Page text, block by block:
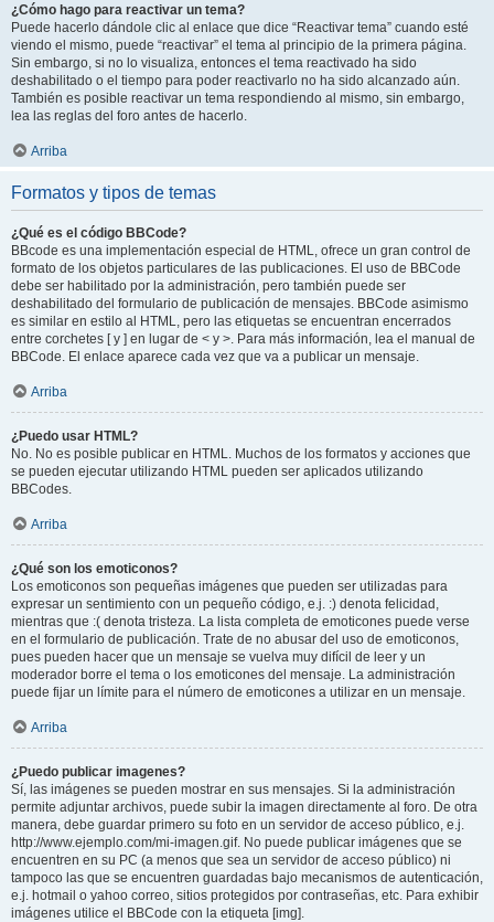
¿Cómo hago para reactivar un tema?
Puede hacerlo dándole clic al enlace que dice “Reactivar tema” cuando esté
viendo el mismo, puede “reactivar” el tema al principio de la primera página.
Sin embargo, si no lo visualiza, entonces el tema reactivado ha sido
deshabilitado o el tiempo para poder reactivarlo no ha sido alcanzado aún.
También es posible reactivar un tema respondiendo al mismo, sin embargo,
lea las reglas del foro antes de hacerlo.
Arriba
Formatos y tipos de temas
¿Qué es el código BBCode?
BBcode es una implementación especial de HTML, ofrece un gran control de
formato de los objetos particulares de las publicaciones. El uso de BBCode
debe ser habilitado por la administración, pero también puede ser
deshabilitado del formulario de publicación de mensajes. BBCode asimismo
es similar en estilo al HTML, pero las etiquetas se encuentran encerrados
entre corchetes [ y ] en lugar de < y >. Para más información, lea el manual de
BBCode. El enlace aparece cada vez que va a publicar un mensaje.
Arriba
¿Puedo usar HTML?
No. No es posible publicar en HTML. Muchos de los formatos y acciones que
se pueden ejecutar utilizando HTML pueden ser aplicados utilizando
BBCodes.
Arriba
¿Qué son los emoticonos?
Los emoticonos son pequeñas imágenes que pueden ser utilizadas para
expresar un sentimiento con un pequeño código, e.j. :) denota felicidad,
mientras que :( denota tristeza. La lista completa de emoticones puede verse
en el formulario de publicación. Trate de no abusar del uso de emoticonos,
pues pueden hacer que un mensaje se vuelva muy difícil de leer y un
moderador borre el tema o los emoticones del mensaje. La administración
puede fijar un límite para el número de emoticones a utilizar en un mensaje.
Arriba
¿Puedo publicar imagenes?
Sí, las imágenes se pueden mostrar en sus mensajes. Si la administración
permite adjuntar archivos, puede subir la imagen directamente al foro. De otra
manera, debe guardar primero su foto en un servidor de acceso público, e.j.
http://www.ejemplo.com/mi-imagen.gif. No puede publicar imágenes que se
encuentren en su PC (a menos que sea un servidor de acceso público) ni
tampoco las que se encuentren guardadas bajo mecanismos de autenticación,
e.j. hotmail o yahoo correo, sitios protegidos por contraseñas, etc. Para exhibir
imágenes utilice el BBCode con la etiqueta [img].